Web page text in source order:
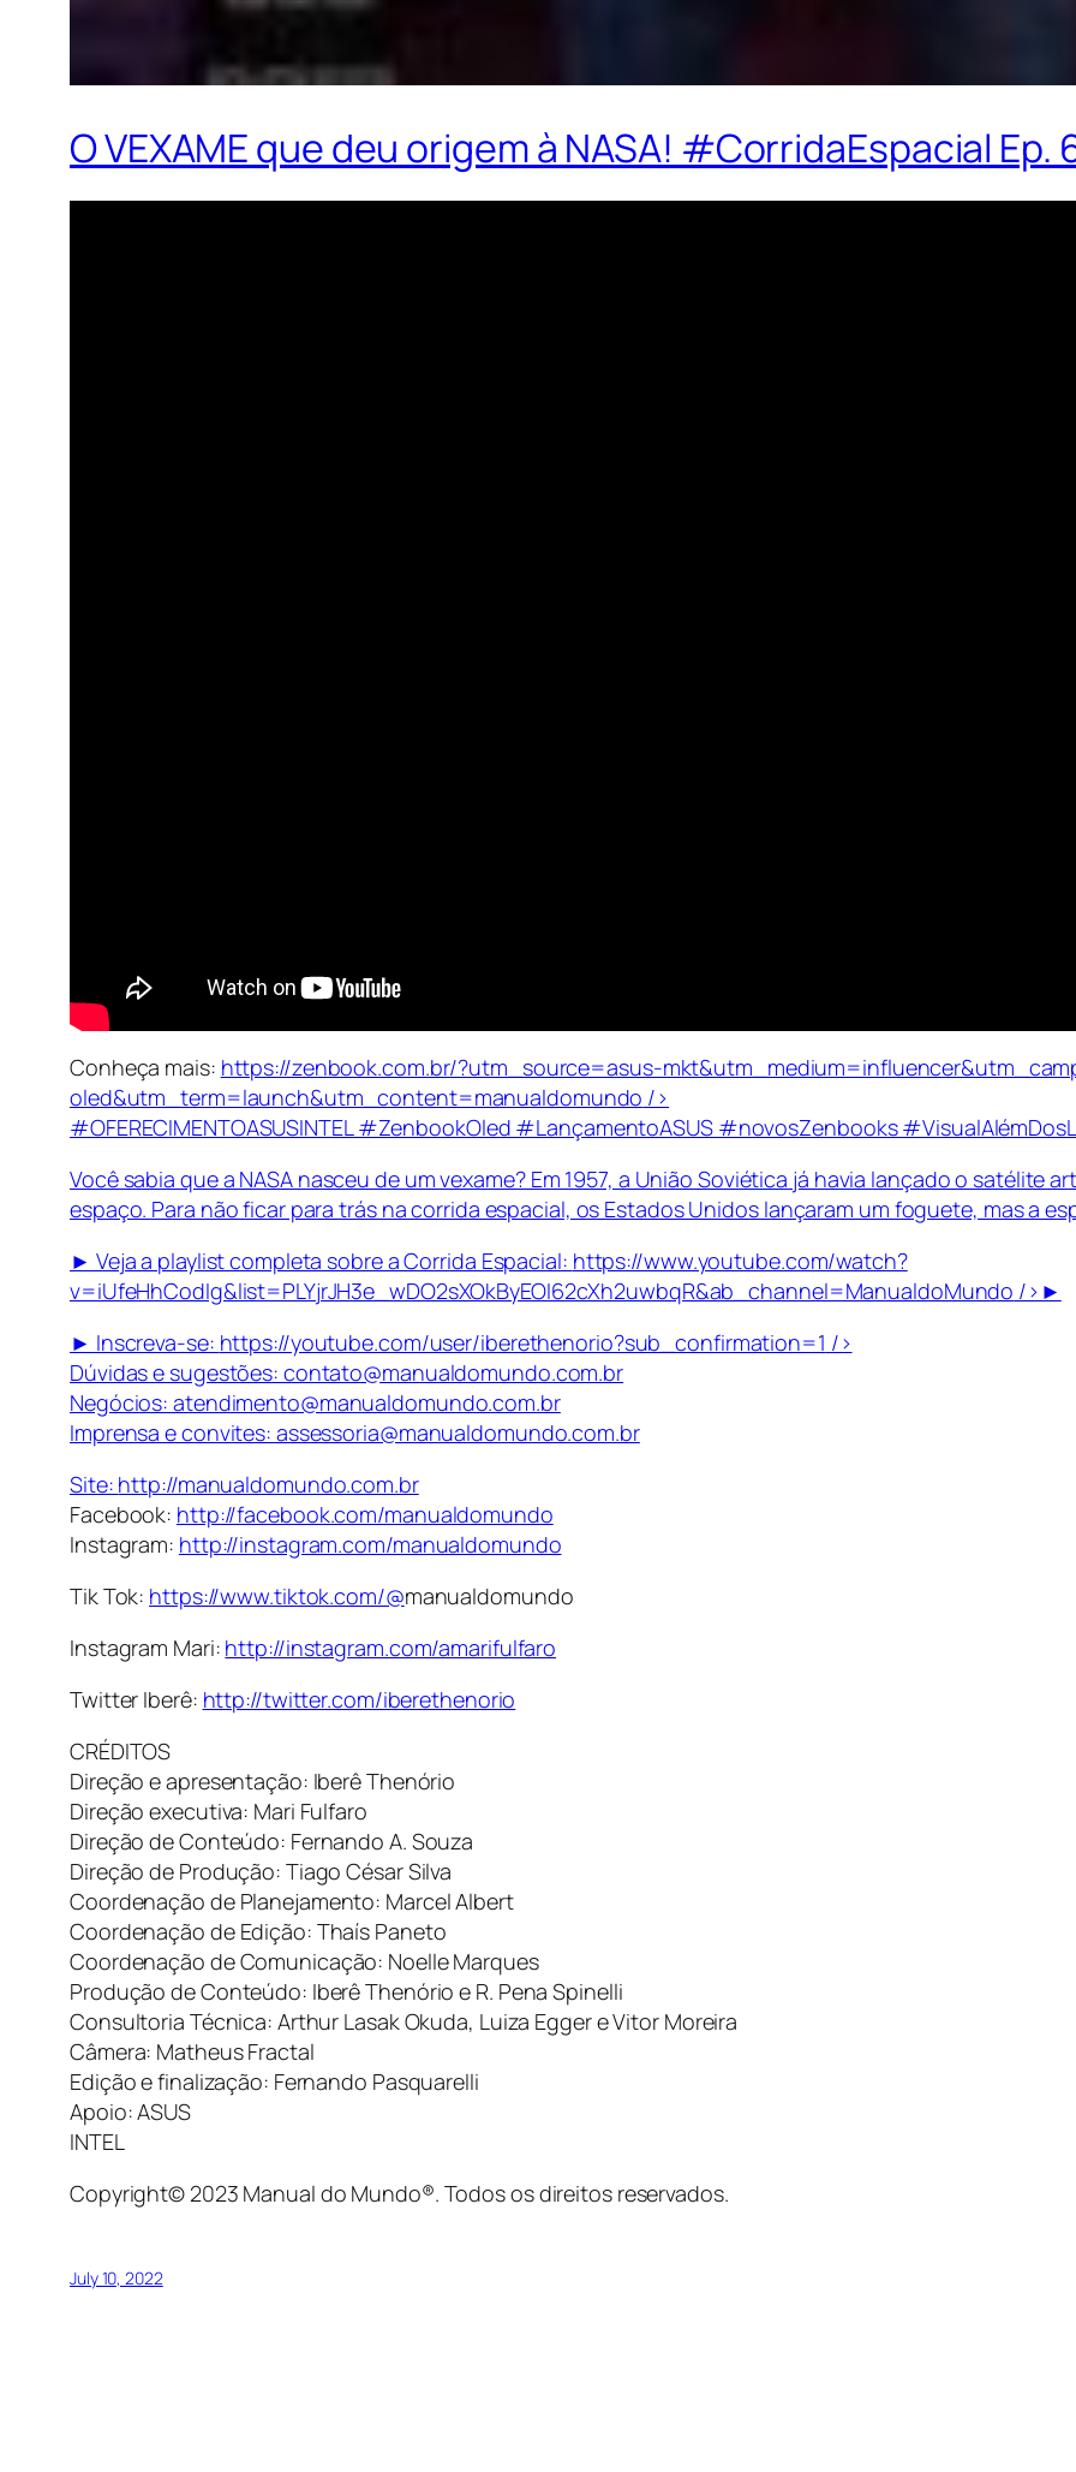
O VEXAME que deu origem à NASA! #CorridaEspacial Ep.
Conheça mais: https://zenbook.com.br/?utm_source=asus-
oled&utm_term=launch&utm_content=manualdomundo />
#OFERECIMENTOASUSINTEL #ZenbookOled #LançamentoASUS #novosZenbooks
Você sabia que a NASA nasceu de um vexame? Em 1957, a União Soviética já havia lançado o satélite
espaço. Para não ficar para trás na corrida espacial, os Estados Unidos lançaram um foguete, mas a
► Veja a playlist completa sobre a Corrida Espacial: https://www.youtube.com/watch?
v=iUfeHhCodIg&list=PLYjrJH3e_wDO2sXOkByEOI62cXh2uwbqR&ab_channel=ManualdoMundo />►
► Inscreva-se: https://youtube.com/user/iberethenorio?sub_confirmation=1 />
Dúvidas e sugestões: contato@manualdomundo.com.br
Negócios: atendimento@manualdomundo.com.br
Imprensa e convites: assessoria@manualdomundo.com.br
Site: http://manualdomundo.com.br
Facebook: http://facebook.com/manualdomundo
Instagram: http://instagram.com/manualdomundo
Tik Tok: https://www.tiktok.com/@manualdomundo
Instagram Mari: http://instagram.com/amarifulfaro
Twitter Iberê: http://twitter.com/iberethenorio
CRÉDITOS
Direção e apresentação: Iberê Thenório
Direção executiva: Mari Fulfaro
Direção de Conteúdo: Fernando A. Souza
Direção de Produção: Tiago César Silva
Coordenação de Planejamento: Marcel Albert
Coordenação de Edição: Thaís Paneto
Coordenação de Comunicação: Noelle Marques
Produção de Conteúdo: Iberê Thenório e R. Pena Spinelli
Consultoria Técnica: Arthur Lasak Okuda, Luiza Egger e Vitor Moreira
Câmera: Matheus Fractal
Edição e finalização: Fernando Pasquarelli
Apoio: ASUS
INTEL
Copyright© 2023 Manual do Mundo®. Todos os direitos reservados.
July 10, 2022